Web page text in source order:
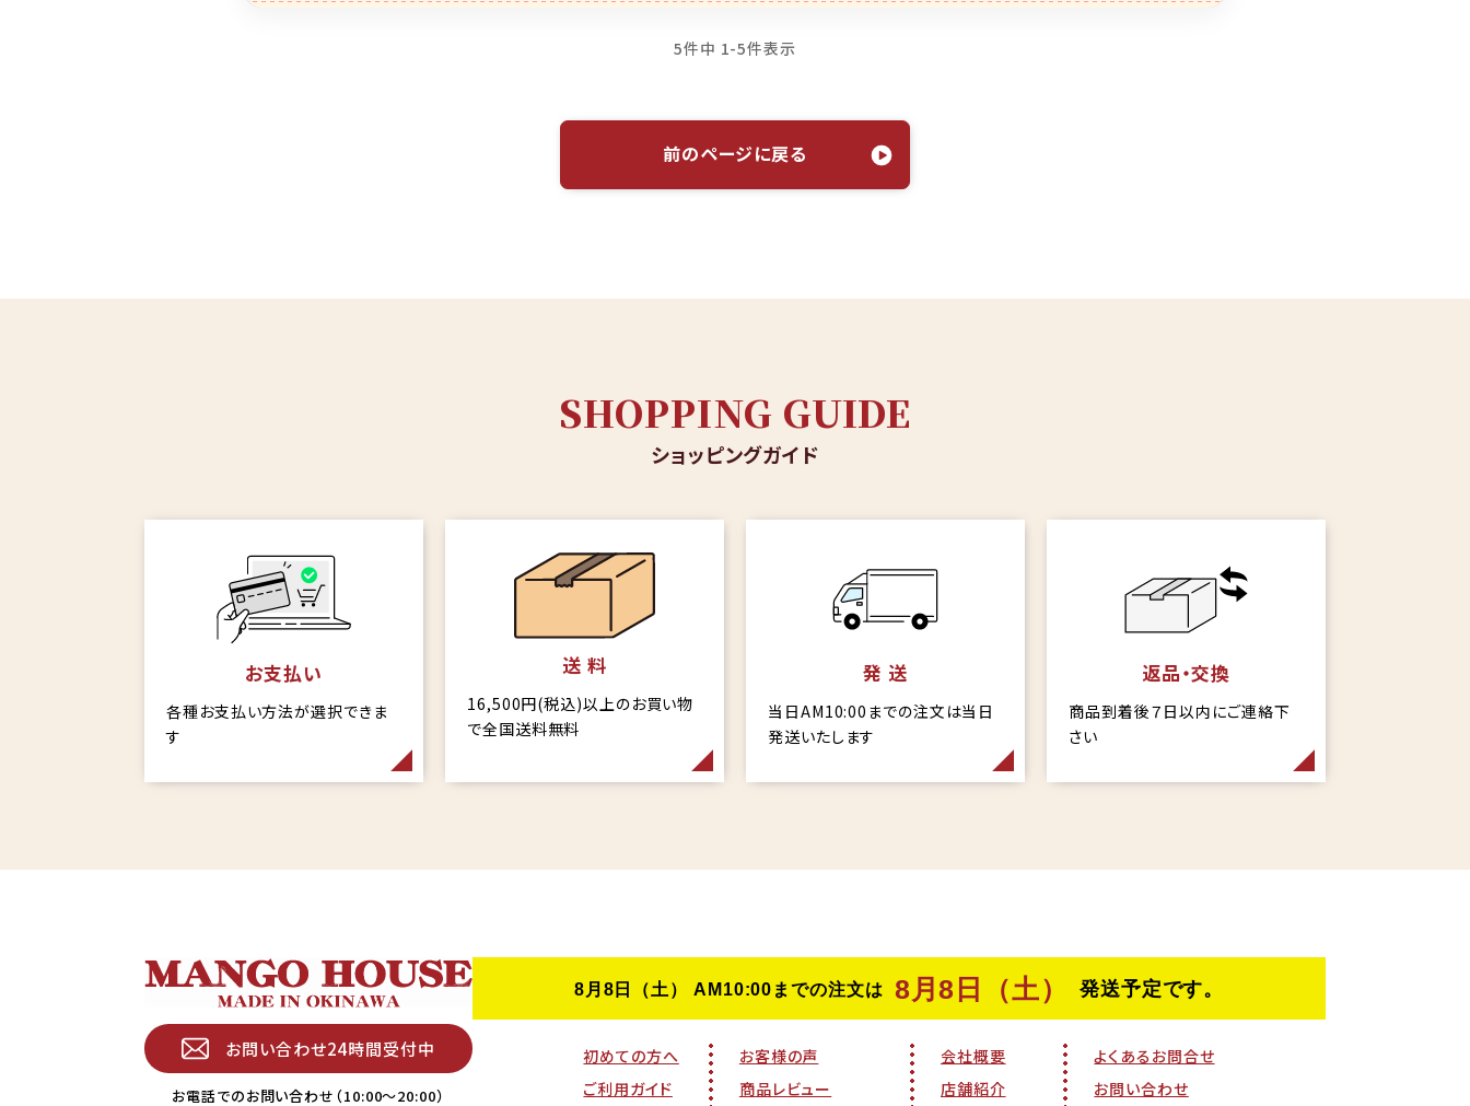
5件中 1-5件表示
前のページに戻る
SHOPPING GUIDE
ショッピングガイド
お支払い
各種お支払い方法が選択できま
す
送 料
16,500円(税込)以上のお買い物
で全国送料無料
発 送
当日AM10:00までの注文は当日
発送いたします
返品・交換
商品到着後７日以内にご連絡下
さい
お問い合わせ24時間受付中
お電話でのお問い合わせ（10:00〜20:00）
初めての方へ
ご利用ガイド
お客様の声
商品レビュー
会社概要
店舗紹介
よくあるお問合せ
お問い合わせ